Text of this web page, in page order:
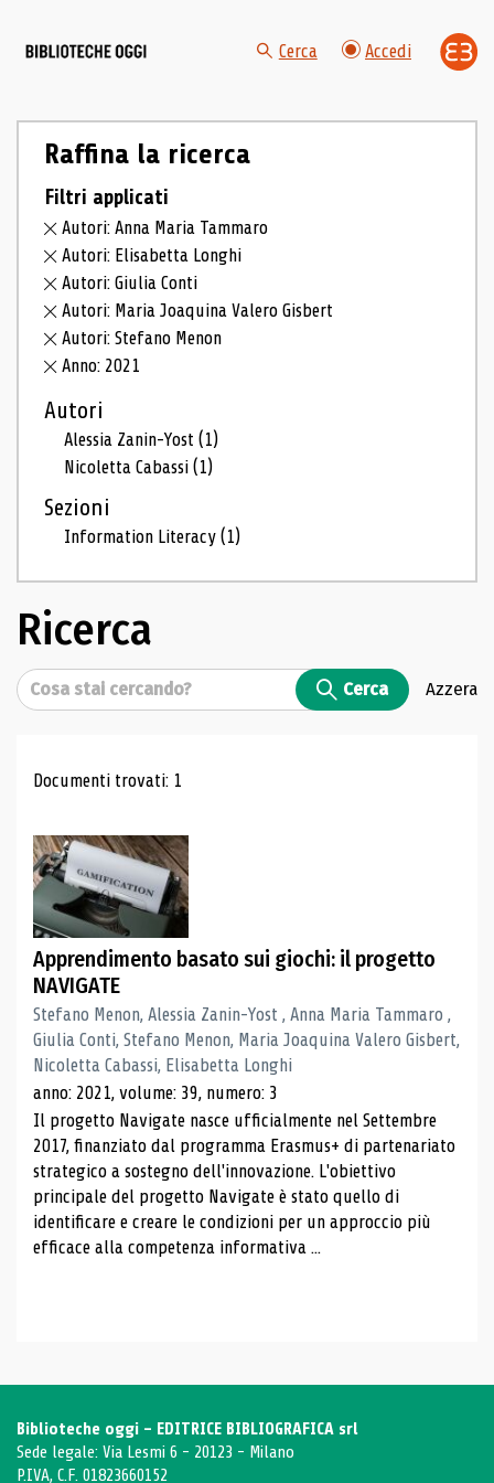
Cerca Accedi
Raffina la ricerca
Filtri applicati
Autori: Anna Maria Tammaro
Autori: Elisabetta Longhi
Autori: Giulia Conti
Autori: Maria Joaquina Valero Gisbert
Autori: Stefano Menon
Anno: 2021
Autori
Alessia Zanin-Yost(1)
Nicoletta Cabassi(1)
Sezioni
Information Literacy(1)
Ricerca
Cerca Cerca Azzera
Risultati di ricerca
Documenti trovati: 1
Apprendimento basato sui giochi: il progetto
NAVIGATE
Stefano Menon, Alessia Zanin-Yost , Anna Maria Tammaro ,
Giulia Conti, Stefano Menon, Maria Joaquina Valero Gisbert,
Nicoletta Cabassi, Elisabetta Longhi
anno: 2021, volume: 39, numero: 3
Il progetto Navigate nasce ufficialmente nel Settembre
2017, finanziato dal programma Erasmus+ di partenariato
strategico a sostegno dell'innovazione. L'obiettivo
principale del progetto Navigate è stato quello di
identificare e creare le condizioni per un approccio più
efficace alla competenza informativa ...
Biblioteche oggi - EDITRICE BIBLIOGRAFICA srl
Sede legale: Via Lesmi 6 - 20123 - Milano
P.IVA, C.F. 01823660152